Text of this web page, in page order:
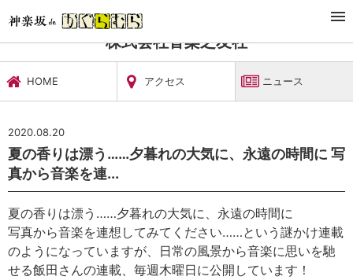
文化施設・ギャラリー
株式会社音楽之友社
HOME アクセス ニュース
2020.08.20
夏の香りは漂う……夕暮れの大気に、永遠の時間に 写
真から音楽を連...
夏の香りは漂う……夕暮れの大気に、永遠の時間に
写真から音楽を連想してみてください……という謎かけ連載
のようになっていますが、日常の風景から音楽に思いを馳
せる飯田さんの連載、毎週木曜日に公開しています！